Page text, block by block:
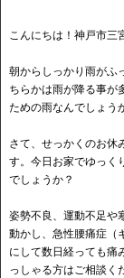
こんにちは！神戸市三
朝からしっかり雨がふ
ちらかは雨が降る事が
ための雨なんでしょう
さて、せっかくのお休
す。今日お家でゆっく
でしょうか？
姿勢不良、運動不足や
動かし、急性腰痛症（
にして数日経っても痛
っしゃる方はご相談く